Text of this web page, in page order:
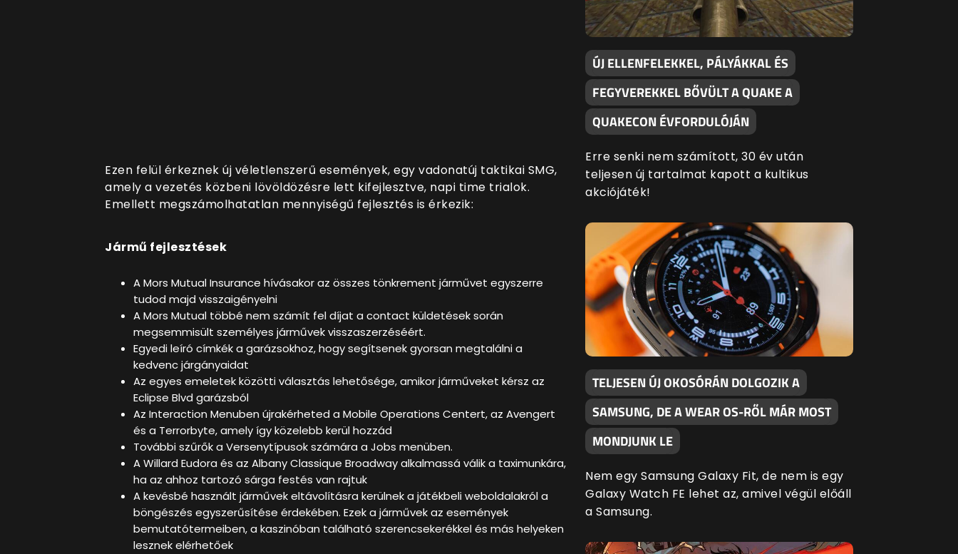
Ezen felül érkeznek új véletlenszerű események, egy vadonatúj taktikai SMG,
amely a vezetés közbeni lövöldözésre lett kifejlesztve, napi time trialok.
Emellett megszámolhatatlan mennyiségű fejlesztés is érkezik:
Jármű fejlesztések
A Mors Mutual Insurance hívásakor az összes tönkrement járművet egyszerre
tudod majd visszaigényelni
A Mors Mutual többé nem számít fel díjat a contact küldetések során
megsemmisült személyes járművek visszaszerzéséért.
Egyedi leíró címkék a garázsokhoz, hogy segítsenek gyorsan megtalálni a
kedvenc járgányaidat
Az egyes emeletek közötti választás lehetősége, amikor járműveket kérsz az
Eclipse Blvd garázsból
Az Interaction Menuben újrakérheted a Mobile Operations Centert, az Avengert
és a Terrorbyte, amely így közelebb kerül hozzád
További szűrők a Versenytípusok számára a Jobs menüben.
A Willard Eudora és az Albany Classique Broadway alkalmassá válik a taximunkára,
ha az ahhoz tartozó sárga festés van rajtuk
A kevésbé használt járművek eltávolításra kerülnek a játékbeli weboldalakról a
böngészés egyszerűsítése érdekében. Ezek a járművek az események
bemutatótermeiben, a kaszinóban található szerencsekerékkel és más helyeken
lesznek elérhetőek
ÚJ ELLENFELEKKEL, PÁLYÁKKAL ÉS
FEGYVEREKKEL BŐVÜLT A QUAKE A
QUAKECON ÉVFORDULÓJÁN
Erre senki nem számított, 30 év után
teljesen új tartalmat kapott a kultikus
akciójáték!
TELJESEN ÚJ OKOSÓRÁN DOLGOZIK A
SAMSUNG, DE A WEAR OS-RŐL MÁR MOST
MONDJUNK LE
Nem egy Samsung Galaxy Fit, de nem is egy
Galaxy Watch FE lehet az, amivel végül előáll
a Samsung.